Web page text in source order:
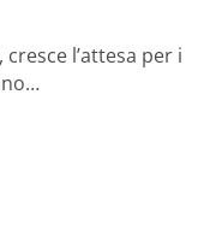
cresce l’attesa per i